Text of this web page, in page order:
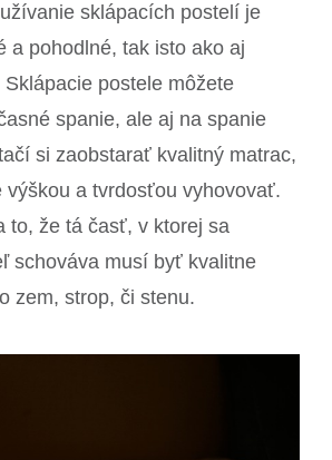
sklápacích postelí je
a pohodlné, tak isto ako aj
postele môžete
spanie, ale aj na spanie
si zaobstarať kvalitný matrac,
výškou a tvrdosťou vyhovovať.
to, že tá časť, v ktorej sa
schováva musí byť kvalitne
zem, strop, či stenu.